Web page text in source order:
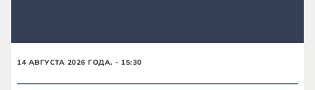
14 АВГУСТА 2026 ГОДА. - 15:30